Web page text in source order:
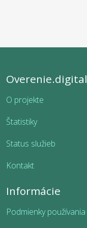
Overenie.digital
O projekte
Štatistiky
Status služieb
Kontakt
Informácie
Podmienky používania